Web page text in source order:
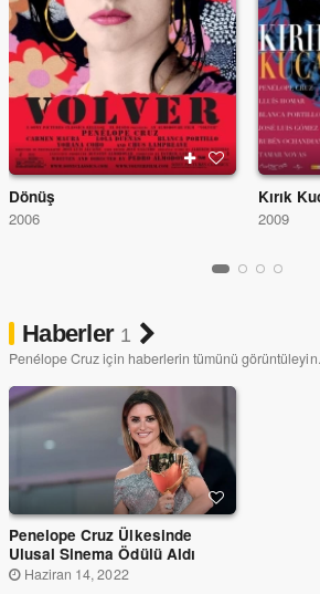
Dönüş
2006
Kırık
2009
Haberler 1
Penélope Cruz için haberlerin tümünü
Penelope Cruz Ülkesinde
Ulusal Sinema Ödülü Aldı
Haziran 14, 2022